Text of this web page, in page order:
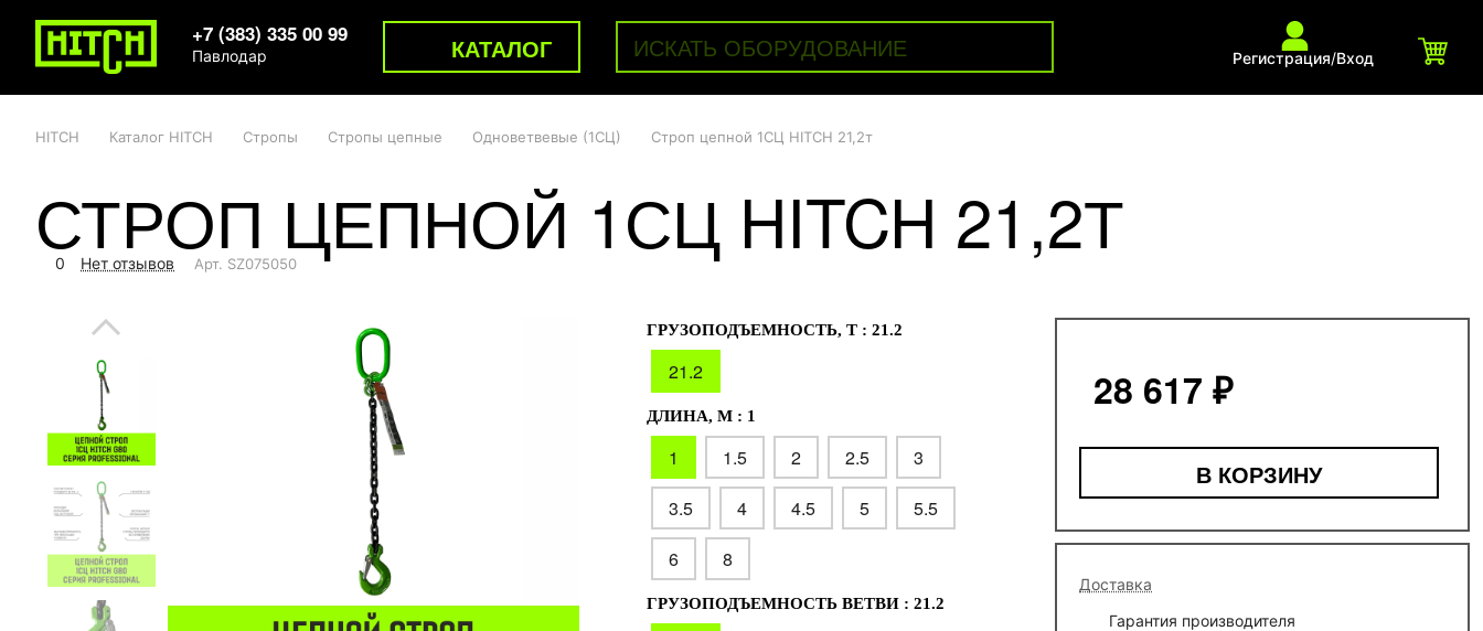
+7 (383) 335 00 99
Павлодар КАТАЛОГ Регистрация/Вход
HITCH Каталог HITCH Стропы Стропы цепные Одноветвевые (1СЦ) Строп цепной 1СЦ HITCH 21,2т
СТРОП ЦЕПНОЙ 1СЦ HITCH 21,2Т
0 Нет отзывов Арт. SZ075050
ГРУЗОПОДЪЕМНОСТЬ, Т : 21.2
21.2
ДЛИНА, М : 1
1 1.5 2 2.5
3
3.5
4 4.5 5
5.5
6
8
ГРУЗОПОДЪЕМНОСТЬ ВЕТВИ : 21.2
28 617 ₽
В КОРЗИНУ
Доставка
Гарантия производителя